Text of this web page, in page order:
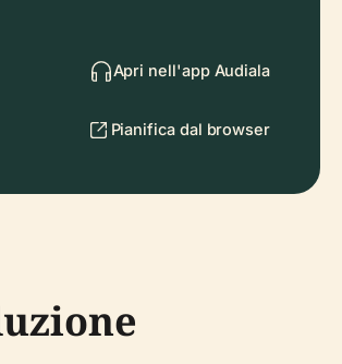
Apri nell'app Audiala
Pianifica dal browser